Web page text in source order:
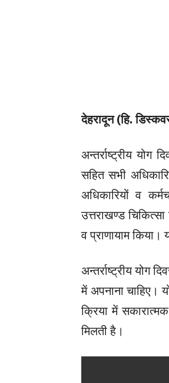
देहरादून (हि.
अन्तर्राष्ट्रीय
सहित सभी
अधिकारियों व
उत्तराखण्ड
व प्राणायाम किया।
अन्तर्राष्ट्रीय योग
में अपनाना चाहिए।
क्रिया में
मिलती है।